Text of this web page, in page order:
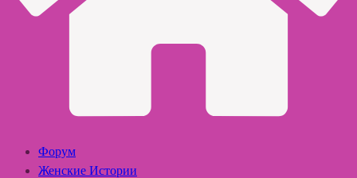
Форум
Женские Истории